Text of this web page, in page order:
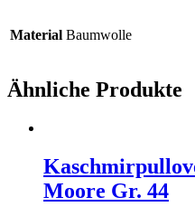
Material Baumwolle
Ähnliche Produkte
Moore Gr. 44